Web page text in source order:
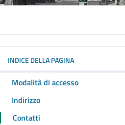
INDICE DELLA PAGINA
Modalità di accesso
Indirizzo
Contatti